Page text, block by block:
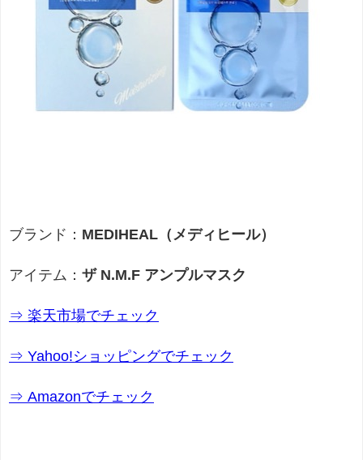
ブランド： MEDIHEAL（メディヒール）
アイテム： ザ N.M.F アンプルマスク
⇒ 楽天市場でチェック
⇒ Yahoo!ショッピングでチェック
⇒ Amazonでチェック